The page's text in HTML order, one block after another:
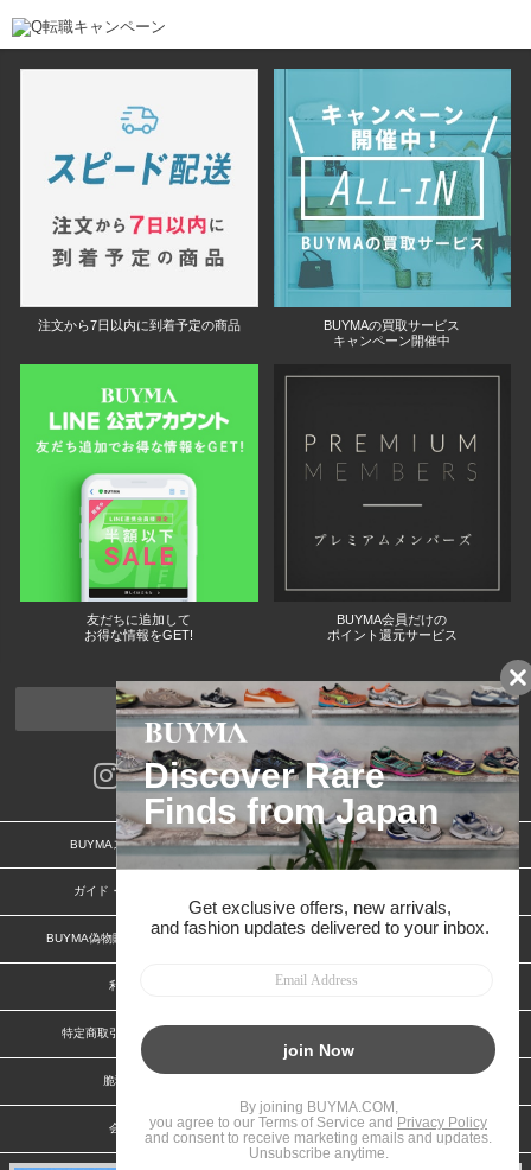
注文から7日以内に到着予定の商品
BUYMAの買取サービス
キャンペーン開催中
友だちに追加して
お得な情報をGET!
BUYMA会員だけの
ポイント還元サービス
ページトップへ
BUYMAスタートガイド 安心への取り組み
ガイド・お問い合わせ
BUYMA偽物販売防止の取り組み BUYMA CARD
利用規約
特定商取引法に関する表記
脆弱性報告
会社案内 スタッフ募集